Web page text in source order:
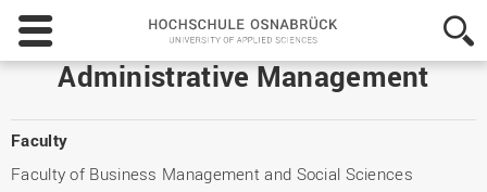
Hochschule
Osnabrück
-
University
Administrative Management
Faculty
Faculty of Business Management and Social Sciences